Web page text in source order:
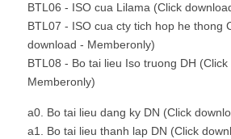
BTL06 - ISO cua Lilama (Click
BTL07 - ISO cua cty tich hop he thong
download - Memberonly)
BTL08 - Bo tai lieu Iso truong DH (Click
Memberonly)
a0. Bo tai lieu dang ky DN (Click
a1. Bo tai lieu thanh lap DN (Click